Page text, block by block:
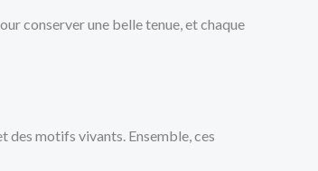
conserver une belle tenue, et chaque
des motifs vivants. Ensemble, ces